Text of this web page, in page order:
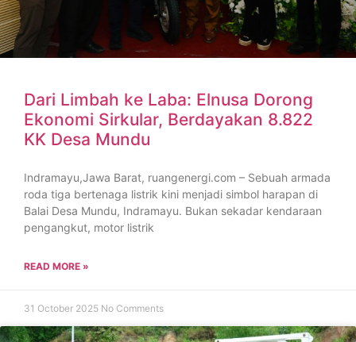
Dari Limbah ke Laba: Elnusa Dorong
Ekonomi Sirkular, Berdayakan 8.822
KK Desa Mundu
Indramayu,Jawa Barat, ruangenergi.com – Sebuah armada
roda tiga bertenaga listrik kini menjadi simbol harapan di
Balai Desa Mundu, Indramayu. Bukan sekadar kendaraan
pengangkut, motor listrik
READ MORE »
31 October 2025 No Comments